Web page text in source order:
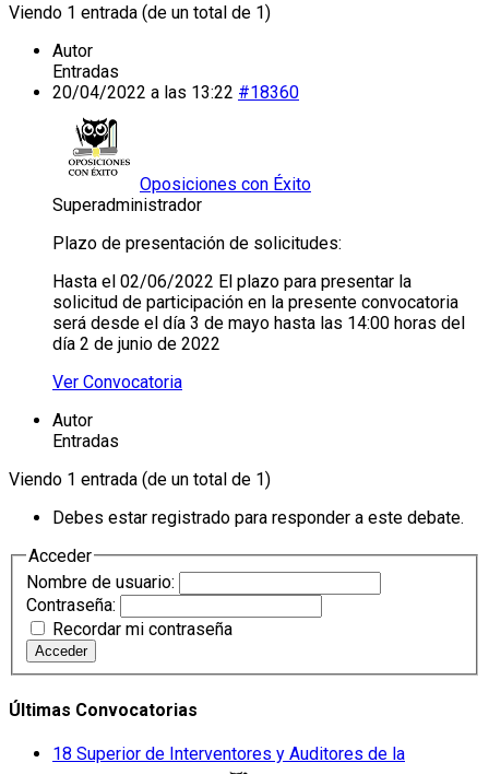
Viendo 1 entrada (de un total de 1)
Autor
Entradas
20/04/2022 a las 13:22 #18360
Oposiciones con Éxito
Superadministrador
Plazo de presentación de solicitudes:
Hasta el 02/06/2022 El plazo para presentar la
solicitud de participación en la presente convocatoria
será desde el día 3 de mayo hasta las 14:00 horas del
día 2 de junio de 2022
Ver Convocatoria
Autor
Entradas
Viendo 1 entrada (de un total de 1)
Debes estar registrado para responder a este debate.
Acceder
Nombre de usuario:
Contraseña:
Recordar mi contraseña
Acceder
Últimas Convocatorias
18 Superior de Interventores y Auditores de la